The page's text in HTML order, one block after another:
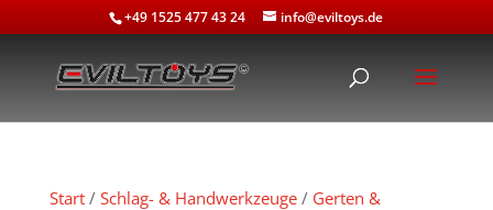
+49 1525 477 43 24 info@eviltoys.de
Start/ Schlag- & Handwerkzeuge/ Gerten &